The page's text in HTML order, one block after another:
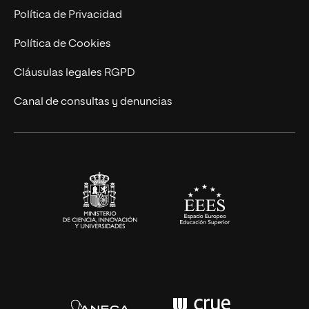
Postgrados
Cursos Universitarios
Trabaja en UNIR
Actualidad
UNIR Revista
Eventos
Política de Privacidad
Política de Cookies
Cláusulas legales RGPD
Canal de consultas y denuncias